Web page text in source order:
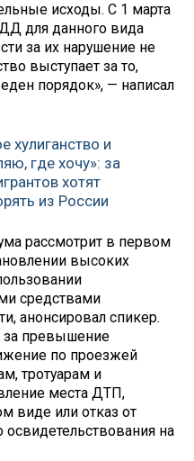
исходы. С 1 марта
для данного вида
за их нарушение не
выступает за то,
порядок», — написал
хулиганство и
где хочу»: за
хотят
из России
рассмотрит в первом
высоких
средствами
анонсировал спикер.
за превышение
по проезжей
тротуарам и
места ДТП,
виде или отказ от
на